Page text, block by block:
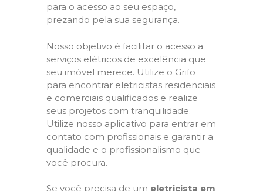
para o acesso ao seu espaço,
prezando pela sua segurança.
Nosso objetivo é facilitar o acesso a
serviços elétricos de excelência que
seu imóvel merece. Utilize o Grifo
para encontrar eletricistas residenciais
e comerciais qualificados e realize
seus projetos com tranquilidade.
Utilize nosso aplicativo para entrar em
contato com profissionais e garantir a
qualidade e o profissionalismo que
você procura.
Se você precisa de um eletricista em